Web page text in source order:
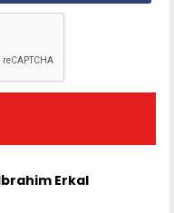
Erkal